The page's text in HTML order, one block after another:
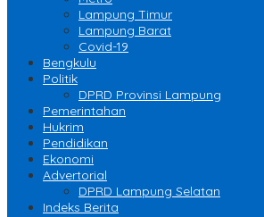
Lampung Timur
Lampung Barat
Covid-19
Bengkulu
Politik
DPRD Provinsi Lampung
Pemerintahan
Hukrim
Pendidikan
Ekonomi
Advertorial
DPRD Lampung Selatan
Indeks Berita